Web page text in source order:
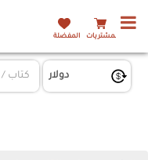
المشتريات المفضلة